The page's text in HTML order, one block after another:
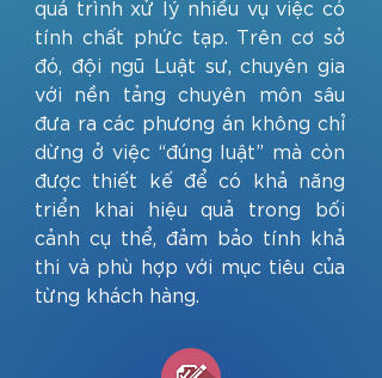
quá trình xử lý nhiều vụ việc có
tính chất phức tạp. Trên cơ sở
đó, đội ngũ Luật sư, chuyên gia
với nền tảng chuyên môn sâu
đưa ra các phương án không chỉ
dừng ở việc “đúng luật” mà còn
được thiết kế để có khả năng
triển khai hiệu quả trong bối
cảnh cụ thể, đảm bảo tính khả
thi và phù hợp với mục tiêu của
từng khách hàng.